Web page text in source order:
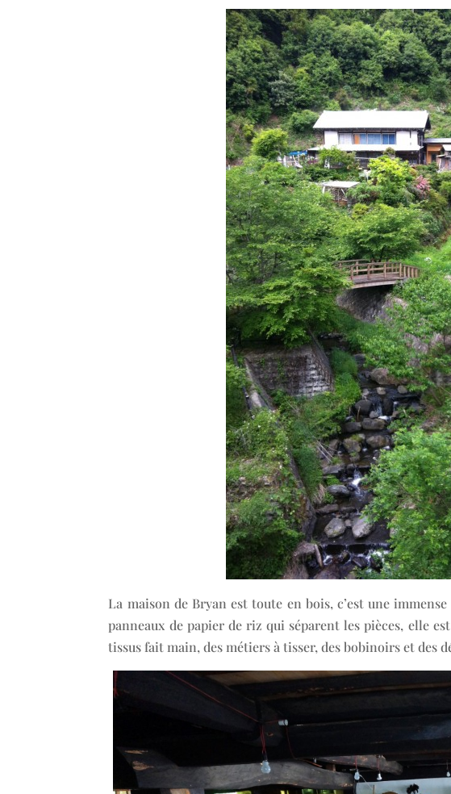
La maison de Bryan est toute en bois, c’est une
panneaux de papier de riz qui séparent les pièces, elle
tissus fait main, des métiers à tisser, des bobinoirs et des